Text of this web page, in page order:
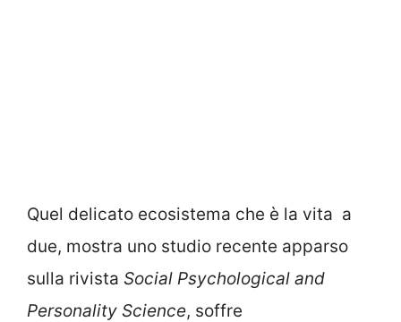
Quel delicato ecosistema che è la vita a
due, mostra uno studio recente apparso
sulla rivista Social Psychological and
Personality Science, soffre